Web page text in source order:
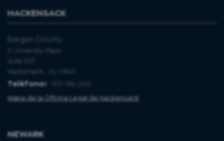
HACKENSACK
Bergen County
3 University Plaza
Suite 207
Hackensack , NJ 07601
Teléfono:
973-786-2351
Mapa de la Oficina Legal de Hackensack
NEWARK